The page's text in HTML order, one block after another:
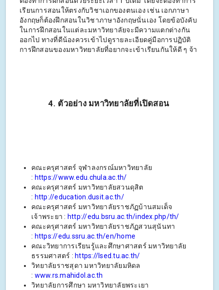
เรียนการสอนให้ตรงกับวิชาเอกของตนเอง เช่น เอกภาษา
อังกฤษก็ต้องฝึกสอนในวิชาภาษาอังกฤษนั่นเอง โดยข้อบังคับ
ในการฝึกสอนในแต่ละมหาวิทยาลัยจะมีความแตกต่างกัน
ออกไป ทางที่ดีน้องควรเข้าไปดูรายละเอียดคู่มือการปฏิบัติ
การฝึกสอนของมหาวิทยาลัยที่อยากจะเข้าเรียนกันให้ดี ๆ จ้า
4. ตัวอย่าง มหาวิทยาลัยที่เปิดสอน
คณะครุศาสตร์ จุฬาลงกรณ์มหาวิทยาลัย
: https://www.edu.chula.ac.th/
คณะครุศาสตร์ มหาวิทยาลัยสวนดุสิต
: http://education.dusit.ac.th/
คณะครุศาสตร์ มหาวิทยาลัยราชภัฏบ้านสมเด็จ
เจ้าพระยา : http://edu.bsru.ac.th/index.php/th/
คณะครุศาสตร์ มหาวิทยาลัยราชภัฏสวนสุนันทา
: https://edu.ssru.ac.th/en/home
คณะวิทยาการเรียนรู้และศึกษาศาสตร์ มหาวิทยาลัย
ธรรมศาสตร์ : https://lsed.tu.ac.th/
วิทยาลัยราชสุดา มหาวิทยาลัยมหิดล
: www.rs.mahidol.ac.th
วิทยาลัยการศึกษา มหาวิทยาลัยพระเยา